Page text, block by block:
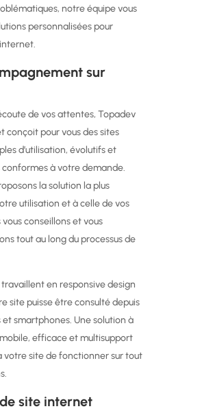
notre équipe vous
personnalisées pour
sur
de vos attentes, Topadev
conçoit pour vous des sites
d’utilisation, évolutifs et
à votre demande.
la solution la plus
utilisation et à celle de vos
vous conseillons et vous
tout au long du processus de
travaillent en responsive design
site puisse être consulté depuis
smartphones. Une solution à
mobile, efficace et multisupport
votre site de fonctionner sur tout
site internet